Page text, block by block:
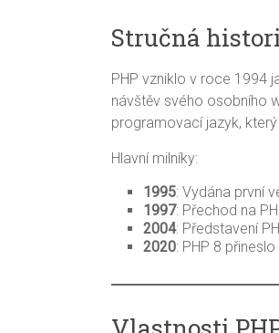
Stručná
PHP vzniklo v roce 1994
návštěv svého osobního
programovací jazyk,
Hlavní milníky:
1995: Vydána první
1997: Přechod na
2004: Představení
2020: PHP 8